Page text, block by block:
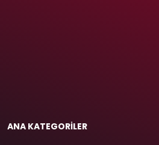
ANA KATEGORİLER